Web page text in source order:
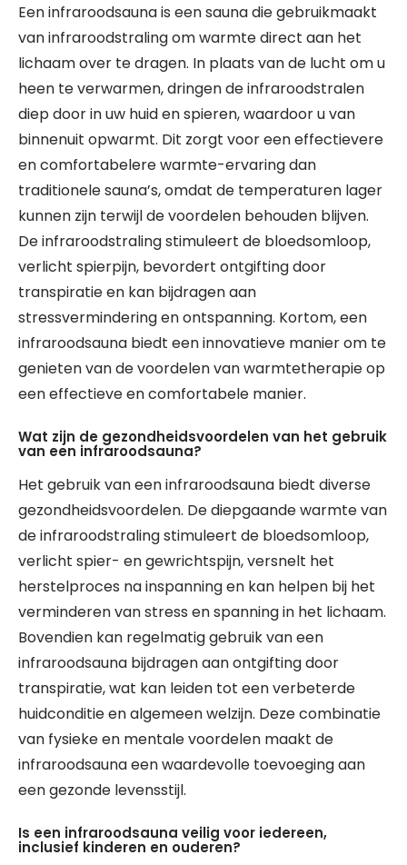
Een infraroodsauna is een sauna die gebruikmaakt
van infraroodstraling om warmte direct aan het
lichaam over te dragen. In plaats van de lucht om u
heen te verwarmen, dringen de infraroodstralen
diep door in uw huid en spieren, waardoor u van
binnenuit opwarmt. Dit zorgt voor een effectievere
en comfortabelere warmte-ervaring dan
traditionele sauna’s, omdat de temperaturen lager
kunnen zijn terwijl de voordelen behouden blijven.
De infraroodstraling stimuleert de bloedsomloop,
verlicht spierpijn, bevordert ontgifting door
transpiratie en kan bijdragen aan
stressvermindering en ontspanning. Kortom, een
infraroodsauna biedt een innovatieve manier om te
genieten van de voordelen van warmtetherapie op
een effectieve en comfortabele manier.
Wat zijn de gezondheidsvoordelen van het gebruik
van een infraroodsauna?
Het gebruik van een infraroodsauna biedt diverse
gezondheidsvoordelen. De diepgaande warmte van
de infraroodstraling stimuleert de bloedsomloop,
verlicht spier- en gewrichtspijn, versnelt het
herstelproces na inspanning en kan helpen bij het
verminderen van stress en spanning in het lichaam.
Bovendien kan regelmatig gebruik van een
infraroodsauna bijdragen aan ontgifting door
transpiratie, wat kan leiden tot een verbeterde
huidconditie en algemeen welzijn. Deze combinatie
van fysieke en mentale voordelen maakt de
infraroodsauna een waardevolle toevoeging aan
een gezonde levensstijl.
Is een infraroodsauna veilig voor iedereen,
inclusief kinderen en ouderen?